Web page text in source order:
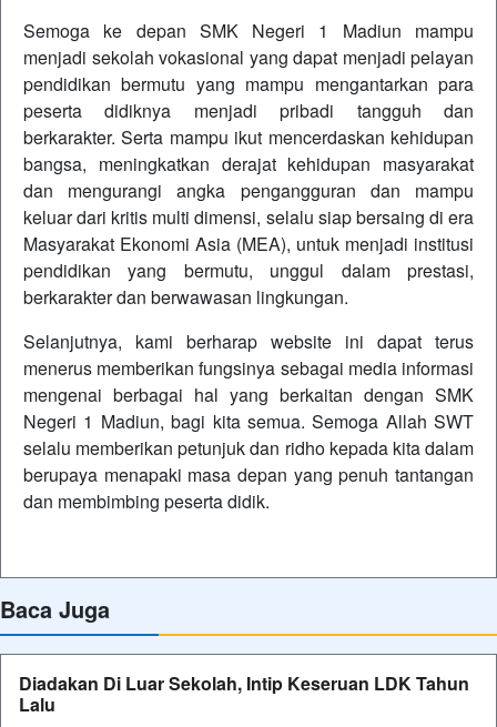
Semoga ke depan SMK Negeri 1 Madiun mampu
menjadi sekolah vokasional yang dapat menjadi pelayan
pendidikan bermutu yang mampu mengantarkan para
peserta didiknya menjadi pribadi tangguh dan
berkarakter. Serta mampu ikut mencerdaskan kehidupan
bangsa, meningkatkan derajat kehidupan masyarakat
dan mengurangi angka pengangguran dan mampu
keluar dari kritis multi dimensi, selalu siap bersaing di era
Masyarakat Ekonomi Asia (MEA), untuk menjadi institusi
pendidikan yang bermutu, unggul dalam prestasi,
berkarakter dan berwawasan lingkungan.
Selanjutnya, kami berharap website ini dapat terus
menerus memberikan fungsinya sebagai media informasi
mengenai berbagai hal yang berkaitan dengan SMK
Negeri 1 Madiun, bagi kita semua. Semoga Allah SWT
selalu memberikan petunjuk dan ridho kepada kita dalam
berupaya menapaki masa depan yang penuh tantangan
dan membimbing peserta didik.
Baca Juga
Diadakan Di Luar Sekolah, Intip Keseruan LDK Tahun
Lalu